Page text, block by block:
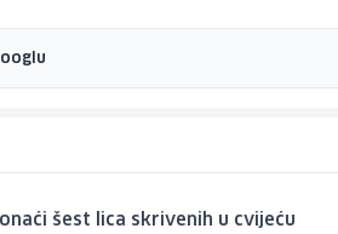
šest lica skrivenih u cvijeću